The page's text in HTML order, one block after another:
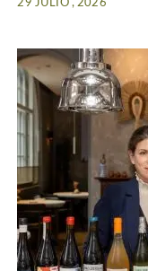
29 JULIO , 2026